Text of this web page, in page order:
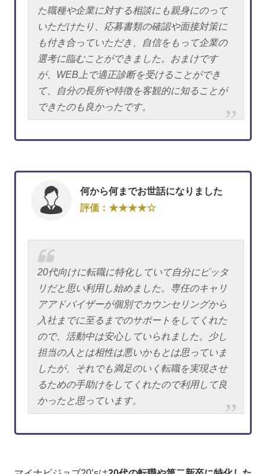
た職種や企業に対する相談にも親身にのって
いただけたり、応募書類の確認や面接対策に
も付き合っていただき、自信をもって企業の
選考に臨むことができました。おまけです
が、WEB上で適正診断を受けることができ
て、自分の長所や特徴を客観的に知ることが
できたのも良かったです。
何から何までお世話になりました
評価：★★★★☆
20代向けに転職に特化していて自分にピッタ
リだと思い利用し始めました。専任のキャリ
アアドバイザーが個別でカウンセリングから
入社までに至るまでのサポートをしてくれた
ので、活動中は安心していられました。少し
担当の人とは相性は悪いかもとは思っていま
したが、それでも満足のいく転職を実現させ
るための手助けをしてくれたので利用して良
かったと思っています。